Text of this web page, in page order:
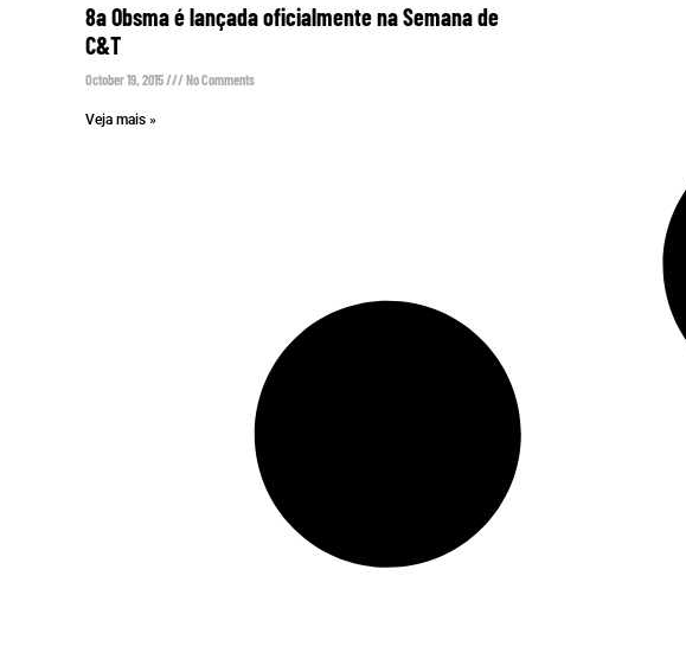
8a Obsma é lançada oficialmente na Semana de
C&T
October 19, 2015 No Comments
Veja mais »